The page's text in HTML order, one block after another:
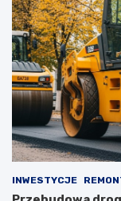
INWESTYCJE